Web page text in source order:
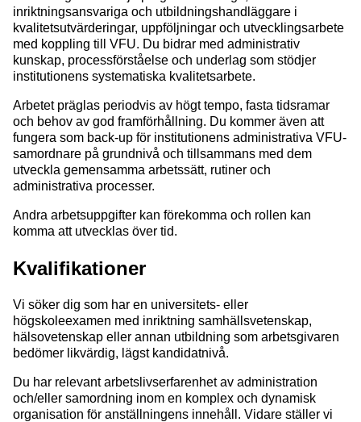
inriktningsansvariga och utbildningshandläggare i
kvalitetsutvärderingar, uppföljningar och utvecklingsarbete
med koppling till VFU. Du bidrar med administrativ
kunskap, processförståelse och underlag som stödjer
institutionens systematiska kvalitetsarbete.
Arbetet präglas periodvis av högt tempo, fasta tidsramar
och behov av god framförhållning. Du kommer även att
fungera som back-up för institutionens administrativa VFU-
samordnare på grundnivå och tillsammans med dem
utveckla gemensamma arbetssätt, rutiner och
administrativa processer.
Andra arbetsuppgifter kan förekomma och rollen kan
komma att utvecklas över tid.
Kvalifikationer
Vi söker dig som har en universitets- eller
högskoleexamen med inriktning samhällsvetenskap,
hälsovetenskap eller annan utbildning som arbetsgivaren
bedömer likvärdig, lägst kandidatnivå.
Du har relevant arbetslivserfarenhet av administration
och/eller samordning inom en komplex och dynamisk
organisation för anställningens innehåll. Vidare ställer vi